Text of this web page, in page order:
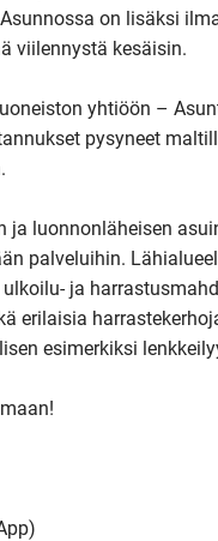
on lisäksi
viilennystä kesäisin.
yhtiöön –
pysyneet
ja luonnonläheisen
palveluihin.
ja
erilaisia
esimerkiksi